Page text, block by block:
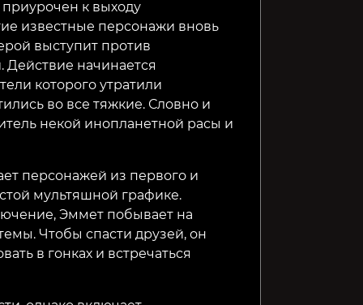
82₽
к выходу
известные персонажи вновь
выступит против
начинается
которого утратили
во все тяжкие. Словно и
некой инопланетной расы и
персонажей из первого и
мультяшной графике.
Эммет побывает на
Чтобы спасти друзей, он
в гонках и встречаться